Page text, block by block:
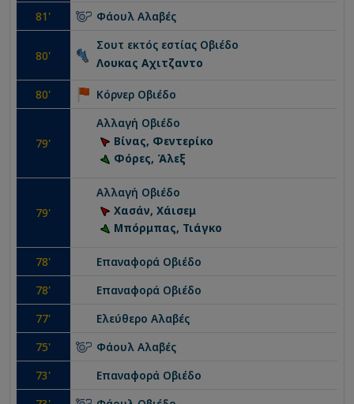
81 ' Φάουλ Αλαβές
80'
Σουτ εκτός εστίας Οβιέδο
Λουκας Αχιτζαντο
80' Κόρνερ Οβιέδο
79'
Αλλαγή Οβιέδο
Βίνας, Φεντερίκο
Φόρες, Άλεξ
79'
Αλλαγή Οβιέδο
Χασάν, Χάισεμ
Μπόρμπας, Τιάγκο
78' Επαναφορά Οβιέδο
78' Επαναφορά Οβιέδο
77' Ελεύθερο Αλαβές
75' Φάουλ Αλαβές
73' Επαναφορά Οβιέδο